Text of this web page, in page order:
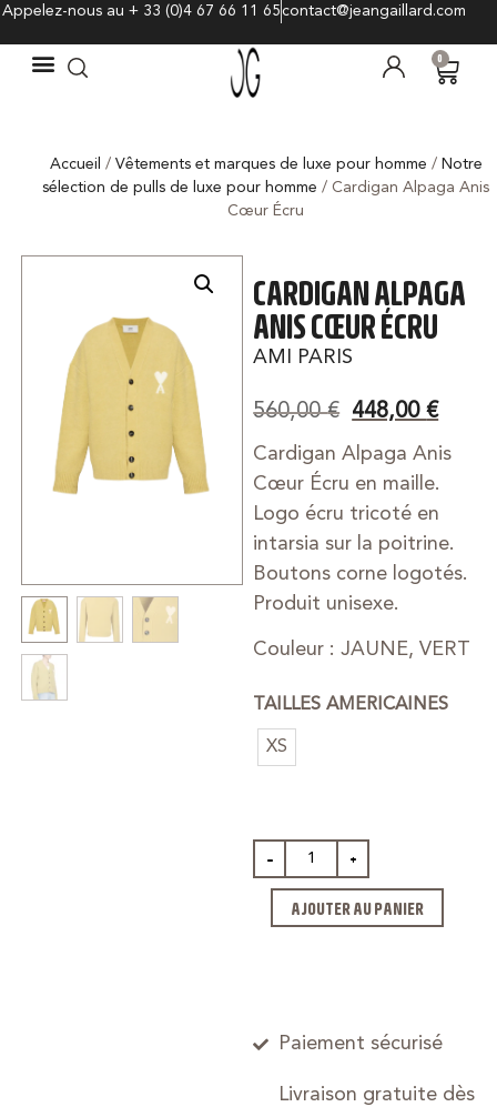
Appelez-nous au + 33 (0)4 67 66 11 65contact@jeangaillard.com
0
Accueil / Vêtements et marques de luxe pour homme / Notre
sélection de pulls de luxe pour homme / Cardigan Alpaga Anis
Cœur Écru
CARDIGAN ALPAGA
ANIS CŒUR ÉCRU
AMI PARIS
560,00€ 448,00€
Cardigan Alpaga Anis
Cœur Écru en maille.
Logo écru tricoté en
intarsia sur la poitrine.
Boutons corne logotés.
Produit unisexe.
Couleur : JAUNE, VERT
TAILLES AMERICAINES
XS
- +
AJOUTER AU PANIER
Paiement sécurisé
Livraison gratuite dès